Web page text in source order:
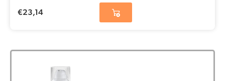
€23,14